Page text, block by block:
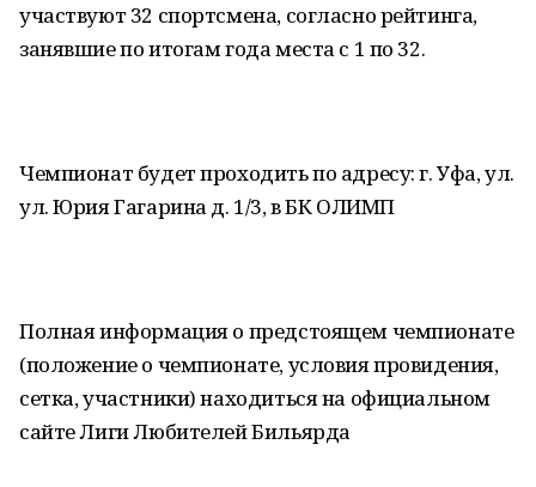
участвуют 32 спортсмена, согласно рейтинга,
занявшие по итогам года места с 1 по 32.
Чемпионат будет проходить по адресу: г. Уфа, ул.
ул. Юрия Гагарина д. 1/3, в БК ОЛИМП
Полная информация о предстоящем чемпионате
(положение о чемпионате, условия провидения,
сетка, участники) находиться на официальном
сайте Лиги Любителей Бильярда